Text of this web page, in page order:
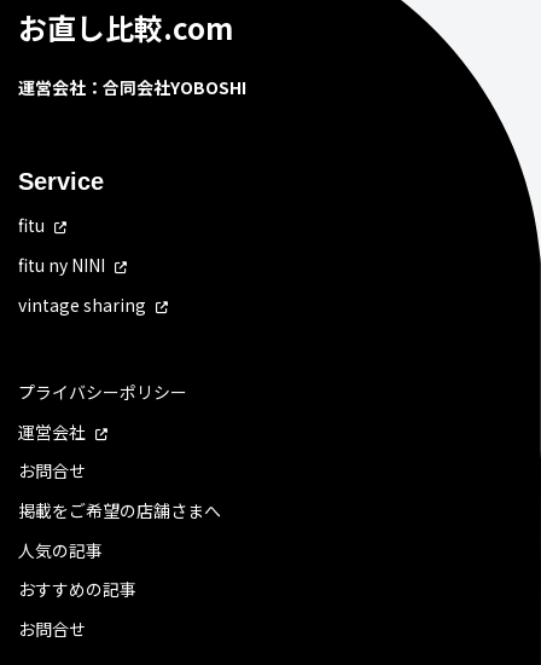
お直し比較.com
運営会社：合同会社YOBOSHI
Service
fitu
fitu ny NINI
vintage sharing
プライバシーポリシー
運営会社
お問合せ
掲載をご希望の店舗さまへ
人気の記事
おすすめの記事
お問合せ